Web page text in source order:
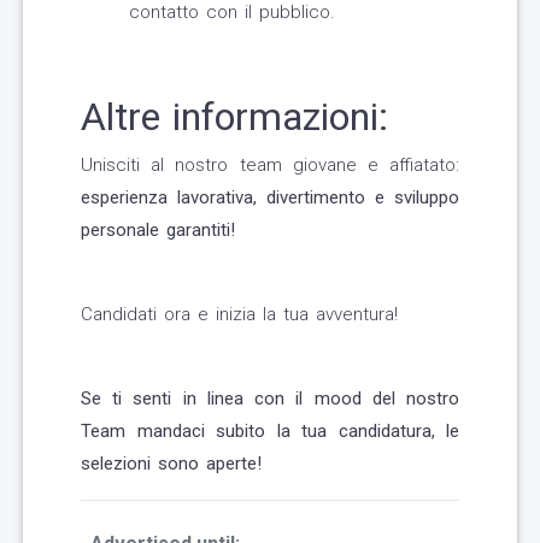
contatto con il pubblico.
Altre informazioni:
Unisciti al nostro team giovane e affiatato:
esperienza lavorativa, divertimento e sviluppo
personale garantiti!
Candidati ora e inizia la tua avventura!
Se ti senti in linea con il mood del nostro
Team mandaci subito la tua candidatura, le
selezioni sono aperte!